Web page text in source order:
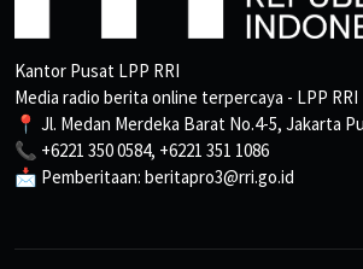
Kantor Pusat LPP RRI
Media radio berita online terpercaya - LPP RRI
📍 Jl. Medan Merdeka Barat No.4-5, Jakarta
📞 +6221 350 0584, +6221 351 1086
📩 Pemberitaan: beritapro3@rri.go.id